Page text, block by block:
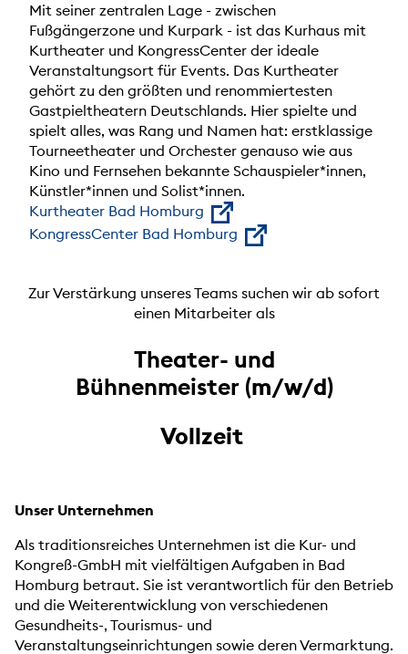
Mit seiner zentralen Lage - zwischen
Fußgängerzone und Kurpark - ist das Kurhaus mit
Kurtheater und KongressCenter der ideale
Veranstaltungsort für Events. Das Kurtheater
gehört zu den größten und renommiertesten
Gastpieltheatern Deutschlands. Hier spielte und
spielt alles, was Rang und Namen hat: erstklassige
Tourneetheater und Orchester genauso wie aus
Kino und Fernsehen bekannte Schauspieler*innen,
Künstler*innen und Solist*innen.
Kurtheater Bad Homburg
KongressCenter Bad Homburg
Zur Verstärkung unseres Teams suchen wir ab sofort
einen Mitarbeiter als
Theater- und
Bühnenmeister(m/w/d)
Vollzeit
Unser Unternehmen
Als traditionsreiches Unternehmen ist die Kur- und
Kongreß-GmbH mit vielfältigen Aufgaben in Bad
Homburg betraut. Sie ist verantwortlich für den Betrieb
und die Weiterentwicklung von verschiedenen
Gesundheits-, Tourismus- und
Veranstaltungseinrichtungen sowie deren Vermarktung.